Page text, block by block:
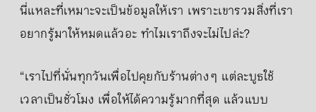
นี่แหละที่เหมาะจะเป็นข้อมูลให้เรา เพราะเขารวมสิ่งที่เรา
อยากรู้มาให้หมดแล้วอะ ทำไมเราถึงจะไม่ไปล่ะ?
“เราไปที่นั่นทุกวันเพื่อไปคุยกับร้านต่าง ๆ แต่ละบูธใช้
เวลาเป็นชั่วโมง เพื่อให้ได้ความรู้มากที่สุด แล้วแบบ